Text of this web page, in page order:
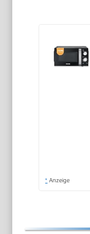
* Anzeige